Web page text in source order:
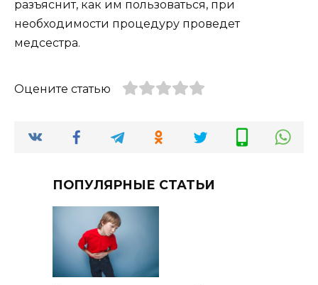
разъяснит, как им пользоваться, при
необходимости процедуру проведет
медсестра.
Оцените статью
ПОПУЛЯРНЫЕ СТАТЬИ